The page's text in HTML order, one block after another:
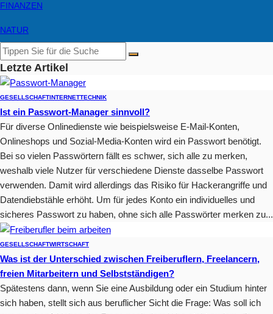
FINANZEN
NATUR
Letzte Artikel
GESELLSCHAFTINTERNETTECHNIK
Ist ein Passwort-Manager sinnvoll?
Für diverse Onlinedienste wie beispielsweise E-Mail-Konten,
Onlineshops und Sozial-Media-Konten wird ein Passwort benötigt.
Bei so vielen Passwörtern fällt es schwer, sich alle zu merken,
weshalb viele Nutzer für verschiedene Dienste dasselbe Passwort
verwenden. Damit wird allerdings das Risiko für Hackerangriffe und
Datendiebstähle erhöht. Um für jedes Konto ein individuelles und
sicheres Passwort zu haben, ohne sich alle Passwörter merken zu...
GESELLSCHAFTWIRTSCHAFT
Was ist der Unterschied zwischen Freiberuflern, Freelancern,
freien Mitarbeitern und Selbstständigen?
Spätestens dann, wenn Sie eine Ausbildung oder ein Studium hinter
sich haben, stellt sich aus beruflicher Sicht die Frage: Was soll ich